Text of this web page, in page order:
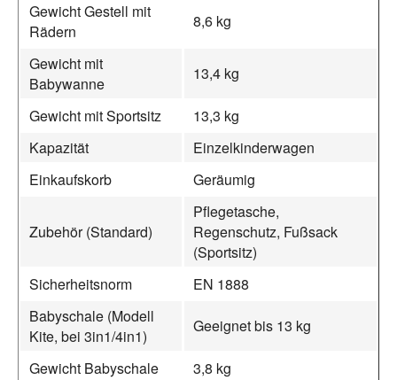
Gewicht Gestell mit
Rädern
8,6 kg
Gewicht mit
Babywanne
13,4 kg
Gewicht mit Sportsitz
13,3 kg
Kapazität
Einzelkinderwagen
Einkaufskorb
Geräumig
Zubehör (Standard)
Pflegetasche,
Regenschutz, Fußsack
(Sportsitz)
Sicherheitsnorm
EN 1888
Babyschale (Modell
Kite, bei 3in1/4in1)
Geeignet bis 13 kg
Gewicht Babyschale 3,8 kg